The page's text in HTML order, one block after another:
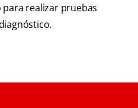
para realizar pruebas